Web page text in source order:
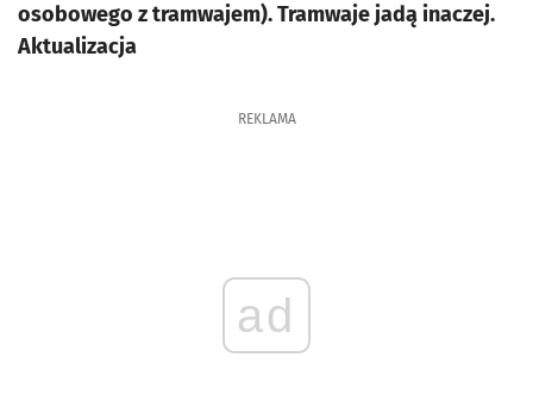
osobowego z tramwajem). Tramwaje jadą inaczej.
Aktualizacja
REKLAMA
ad